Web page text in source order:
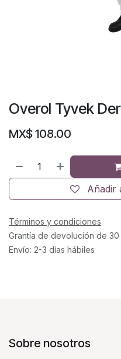
Overol Tyvek
MX$ 108.00
Añadir
Términos y condiciones
Grantía de devolución de 30
Envío: 2-3 días hábiles
Sobre nosotros